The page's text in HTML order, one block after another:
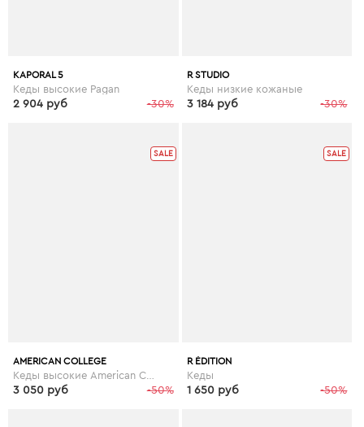
KAPORAL 5
Кеды высокие Pagan
-30%
2 904 руб
R STUDIO
Кеды низкие кожаные
-30%
3 184 руб
SALE
AMERICAN COLLEGE
-50%
3 050 руб
SALE
R ÉDITION
Кеды
-50%
1 650 руб